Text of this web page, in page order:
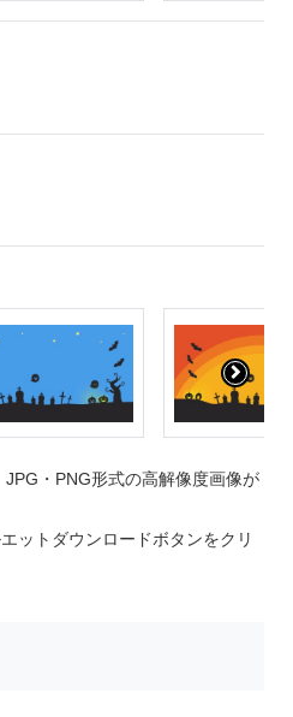
・PNG形式の高解像度画像が
ットダウンロードボタンをクリ